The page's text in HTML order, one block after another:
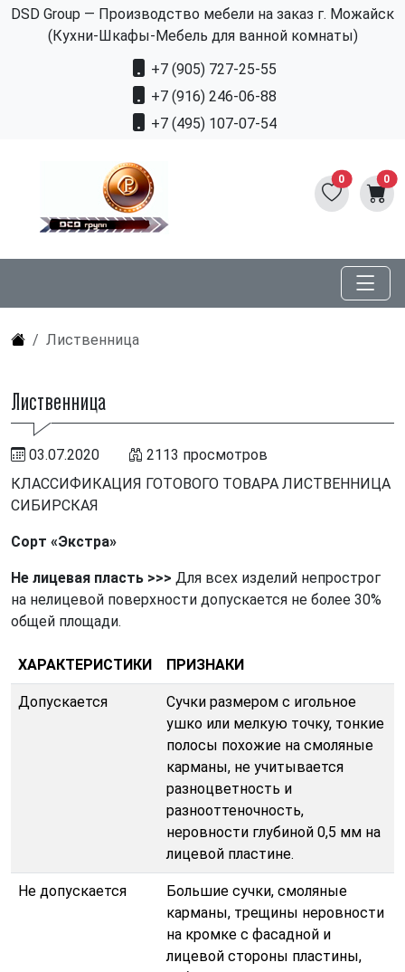
DSD Group — Производство мебели на заказ г. Можайск
(Кухни-Шкафы-Мебель для ванной комнаты)
+7 (905) 727-25-55
+7 (916) 246-06-88
+7 (495) 107-07-54
0 0
Лиственница
Лиственница
03.07.2020
2113 просмотров
КЛАССИФИКАЦИЯ ГОТОВОГО ТОВАРА ЛИСТВЕННИЦА
СИБИРСКАЯ
Сорт «Экстра»
Не лицевая пласть >>> Для всех изделий непрострог
на нелицевой поверхности допускается не более 30%
общей площади.
ХАРАКТЕРИСТИКИ ПРИЗНАКИ
Допускается
Сучки размером с игольное
ушко или мелкую точку, тонкие
полосы похожие на смоляные
карманы, не учитывается
разноцветность и
разнооттеночность,
неровности глубиной 0,5 мм на
лицевой пластине.
Не допускается
Большие сучки, смоляные
карманы, трещины неровности
на кромке с фасадной и
лицевой стороны пластины,